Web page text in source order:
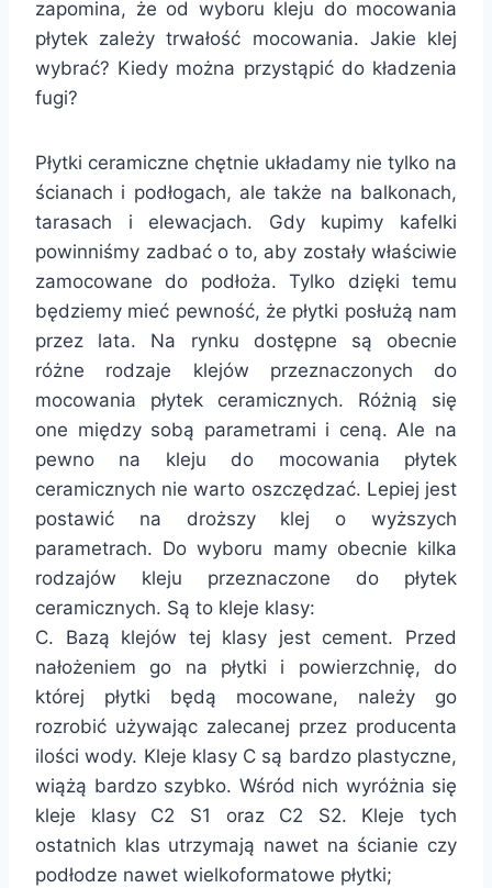
zapomina, że od wyboru kleju do mocowania
płytek zależy trwałość mocowania. Jakie klej
wybrać? Kiedy można przystąpić do kładzenia
fugi?
Płytki ceramiczne chętnie układamy nie tylko na
ścianach i podłogach, ale także na balkonach,
tarasach i elewacjach. Gdy kupimy kafelki
powinniśmy zadbać o to, aby zostały właściwie
zamocowane do podłoża. Tylko dzięki temu
będziemy mieć pewność, że płytki posłużą nam
przez lata. Na rynku dostępne są obecnie
różne rodzaje klejów przeznaczonych do
mocowania płytek ceramicznych. Różnią się
one między sobą parametrami i ceną. Ale na
pewno na kleju do mocowania płytek
ceramicznych nie warto oszczędzać. Lepiej jest
postawić na droższy klej o wyższych
parametrach. Do wyboru mamy obecnie kilka
rodzajów kleju przeznaczone do płytek
ceramicznych. Są to kleje klasy:
C. Bazą klejów tej klasy jest cement. Przed
nałożeniem go na płytki i powierzchnię, do
której płytki będą mocowane, należy go
rozrobić używając zalecanej przez producenta
ilości wody. Kleje klasy C są bardzo plastyczne,
wiążą bardzo szybko. Wśród nich wyróżnia się
kleje klasy C2 S1 oraz C2 S2. Kleje tych
ostatnich klas utrzymają nawet na ścianie czy
podłodze nawet wielkoformatowe płytki;